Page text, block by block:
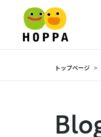
トップページ